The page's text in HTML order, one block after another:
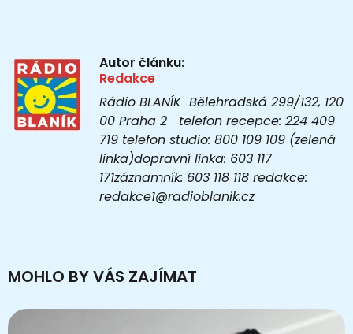
Autor článku:
Redakce
Rádio BLANÍK Bělehradská 299/132, 120
00 Praha 2 telefon recepce: 224 409
719 telefon studio: 800 109 109 (zelená
linka)dopravní linka: 603 117
171záznamník: 603 118 118 redakce:
redakce1@radioblanik.cz
MOHLO BY VÁS ZAJÍMAT